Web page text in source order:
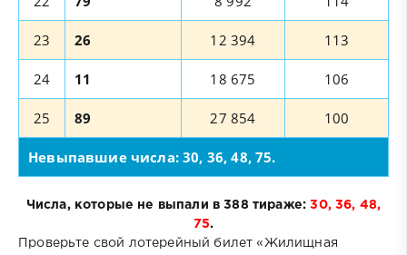
Невыпавшие числа: 30, 36, 48, 75.
23 26 12 394 113
24 11 18 675 106
25 89 27 854 100
Числа, которые не выпали в 388 тираже:30, 36, 48,
75.
Проверьте свой лотерейный билет «Жилищная